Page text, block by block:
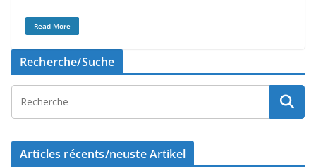
Read More
Recherche/Suche
Articles récents/neuste Artikel